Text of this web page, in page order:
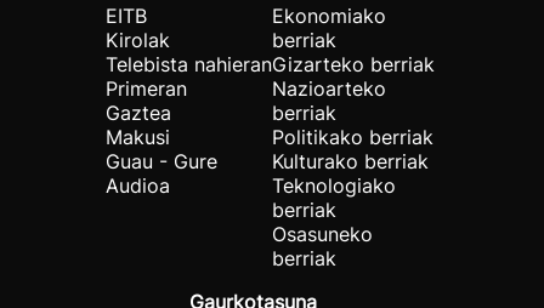
EITB
Kirolak
Telebista nahieran
Primeran
Gaztea
Makusi
Guau - Gure
Audioa
Ekonomiako
berriak
Gizarteko berriak
Nazioarteko
berriak
Politikako berriak
Kulturako berriak
Teknologiako
berriak
Osasuneko
berriak
Gaurkotasuna